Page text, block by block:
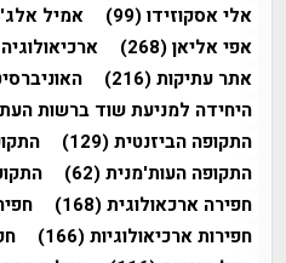
אלי אסקוזידו(99) אמיל
אפי אליאן(268) ארכיאולוגיה
אתר עתיקות(216)
היחידה למניעת שוד ברשות
התקופה הביזנטית(129)
התקופה העות'מנית(62)
חפירה ארכאולוגית(168)
חפירות ארכיאולוגיות(166)